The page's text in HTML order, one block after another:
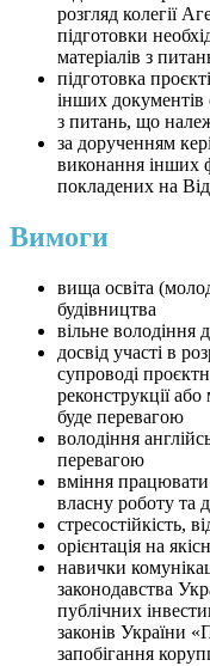
розгляд колегії
підготовки
матеріалів з
підготовка
інших документів
з питань, що
за дорученням
виконання інших
покладених на
Вимоги
вища освіта
будівництва
вільне
досвід участі в
супроводі
реконструкції або
буде перевагою
володіння
перевагою
вміння працювати
власну роботу та
стресостійкість,
орієнтація на
навички
законодавства
публічних
законів України
запобігання